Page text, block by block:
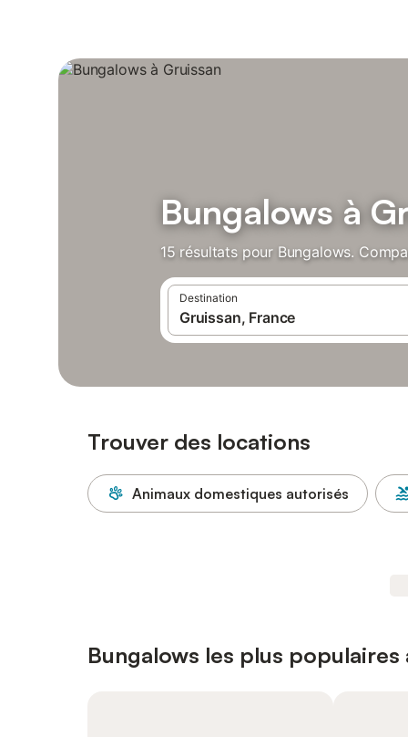
Bungalows à
15 résultats pour Bungalows.
Destination
Trouver des locations
Animaux domestiques autorisés
Bungalows les plus populaires